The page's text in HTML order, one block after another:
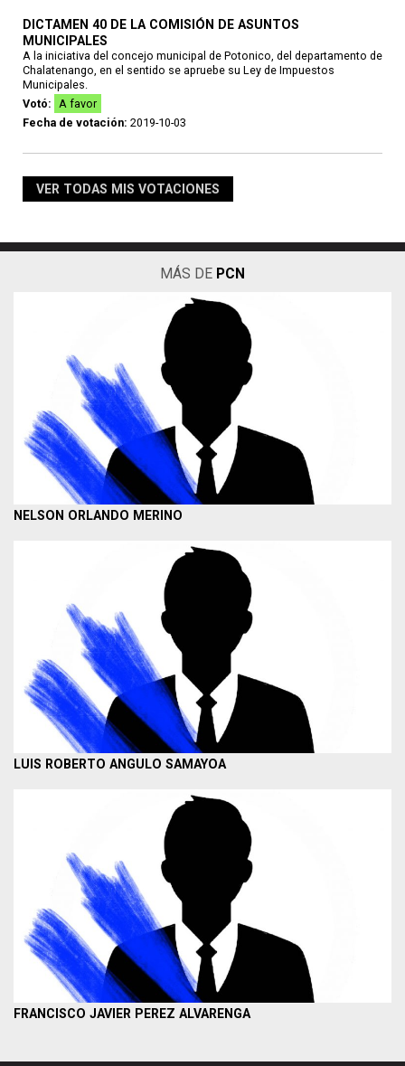
DICTAMEN 40 DE LA COMISIÓN DE ASUNTOS
MUNICIPALES
A la iniciativa del concejo municipal de Potonico, del departamento de
Chalatenango, en el sentido se apruebe su Ley de Impuestos
Municipales.
Votó: A favor
Fecha de votación: 2019-10-03
VER TODAS MIS VOTACIONES
MÁS DE PCN
NELSON ORLANDO MERINO
LUIS ROBERTO ANGULO SAMAYOA
FRANCISCO JAVIER PEREZ ALVARENGA